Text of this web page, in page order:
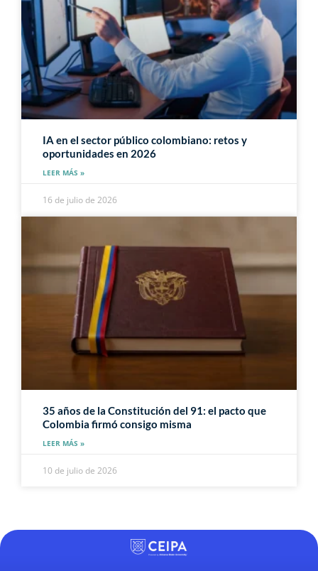
IA en el sector público colombiano: retos y
oportunidades en 2026
LEER MÁS »
16 de julio de 2026
35 años de la Constitución del 91: el pacto que
Colombia firmó consigo misma
LEER MÁS »
10 de julio de 2026